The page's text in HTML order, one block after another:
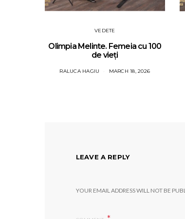
VEDETE
Olimpia Melinte. Femeia cu 100
de vieți
RALUCA HAGIU MARCH 18, 2026
LEAVE A REPLY
YOUR EMAIL ADDRESS WILL NOT BE